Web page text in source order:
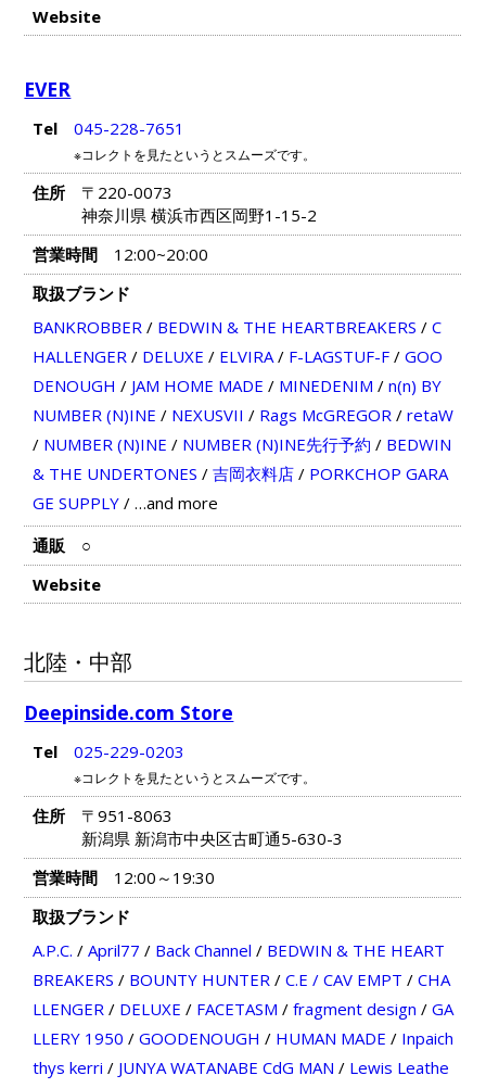
Website
EVER
Tel 045-228-7651
※コレクトを見たというとスムーズです。
住所
〒220-0073
神奈川県 横浜市西区岡野1-15-2
営業時間
12:00~20:00
取扱ブランド
BANKROBBER/ BEDWIN & THE HEARTBREAKERS / C
HALLENGER/ DELUXE / ELVIRA/ F-LAGSTUF-F/ GOO
DENOUGH / JAM HOME MADE / MINEDENIM / n(n) BY
NUMBER (N)INE / NEXUSVII / Rags McGREGOR/ retaW
/ NUMBER (N)INE / NUMBER (N)INE先行予約 / BEDWIN
& THE UNDERTONES / 吉岡衣料店/ PORKCHOP GARA
GE SUPPLY/ …and more
通販
○
Website
北陸・中部
Deepinside.com Store
Tel 025-229-0203
※コレクトを見たというとスムーズです。
住所
〒951-8063
新潟県 新潟市中央区古町通5-630-3
営業時間
12:00～19:30
取扱ブランド
A.P.C. / April77 / Back Channel / BEDWIN & THE HEART
BREAKERS / BOUNTY HUNTER/ C.E / CAV EMPT / CHA
LLENGER/ DELUXE / FACETASM / fragment design / GA
LLERY 1950 / GOODENOUGH / HUMAN MADE / Inpaich
thys kerri / JUNYA WATANABE CdG MAN / Lewis Leathe